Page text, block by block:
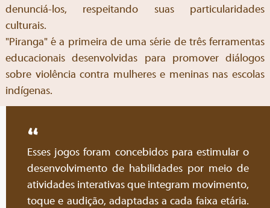
denunciá-los, respeitando suas particularidades
culturais.
"Piranga" é a primeira de uma série de três ferramentas
educacionais desenvolvidas para promover diálogos
sobre violência contra mulheres e meninas nas escolas
indígenas.
Esses jogos foram concebidos para estimular o
desenvolvimento de habilidades por meio de
atividades interativas que integram movimento,
toque e audição, adaptadas a cada faixa etária.